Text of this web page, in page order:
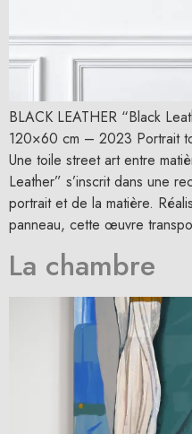
BLACK LEATHER “Black
120×60 cm – 2023 Portrait
Une toile street art entre
Leather” s’inscrit dans une
portrait et de la matière.
panneau, cette œuvre
La chambre